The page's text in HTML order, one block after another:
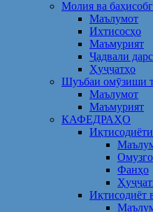
Молия ва
Маълумот
Ихтисосҳо
Маъмурият
Ҷадвали
Ҳуҷҷатҳо
Шуъбаи омӯзиши
Маълумот
Маъмурият
КАФЕДРАҲО
Фанҳо
Иқтисодиёт